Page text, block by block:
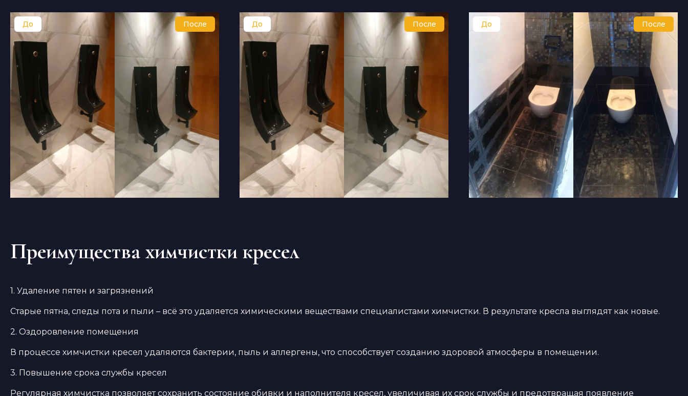
Преимущества химчистки кресел
1. Удаление пятен и загрязнений
Старые пятна, следы пота и пыли – всё это удаляется химическими веществами специалистами химчистки. В результате кресла выглядят как новые.
2. Оздоровление помещения
В процессе химчистки кресел удаляются бактерии, пыль и аллергены, что способствует созданию здоровой атмосферы в помещении.
3. Повышение срока службы кресел
Регулярная химчистка позволяет сохранить состояние обивки и наполнителя кресел, увеличивая их срок службы и предотвращая появление